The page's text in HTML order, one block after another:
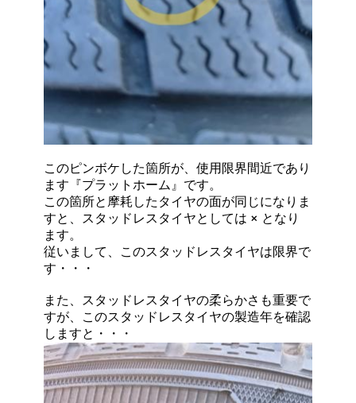
このピンボケした箇所が、使用限界間近であり
ます『プラットホーム』です。
この箇所と摩耗したタイヤの面が同じになりま
すと、スタッドレスタイヤとしては × となり
ます。
従いまして、このスタッドレスタイヤは限界で
す・・・
また、スタッドレスタイヤの柔らかさも重要で
すが、このスタッドレスタイヤの製造年を確認
しますと・・・